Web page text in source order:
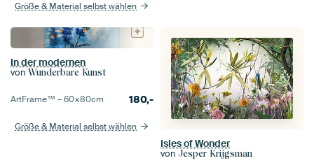
Größe & Material selbst wählen
In der modernen
von Wunderbare Kunst
ArtFrame™ –60×80cm 180,-
Größe & Material selbst wählen
Isles of Wonder
von Jesper Krijgsman